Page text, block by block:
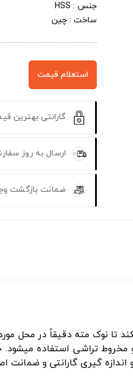
جنس : HSS
ساخت : چین
استعلام قیمت
گارانتی بهترین
ارسال به روز
ضمانت بازگشت
نوک مته دقیقاً در محل
مخروط تراشی استفاده
اندازه گیری گارانتی و ضمانت